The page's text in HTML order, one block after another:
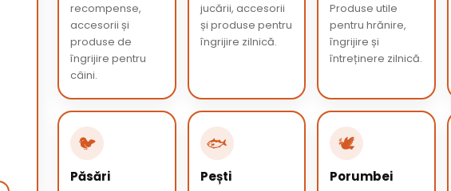
recompense,
accesorii și
produse de
îngrijire pentru
câini.
jucării, accesorii
și produse pentru
îngrijire zilnică.
Produse utile
pentru hrănire,
îngrijire și
întreținere zilnică.
🐦
Păsări
🐟
Pești
🕊️
Porumbei